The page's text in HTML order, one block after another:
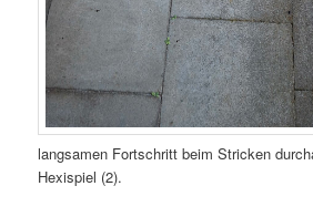
langsamen Fortschritt beim Stricken
Hexispiel (2).